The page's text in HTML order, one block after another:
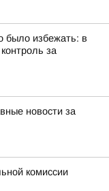
было избежать: в
за
новости за
комиссии